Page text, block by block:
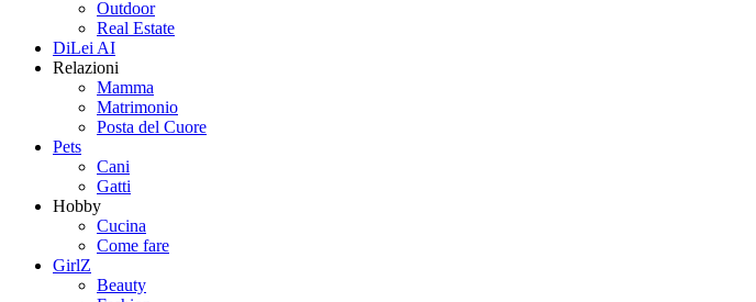
Outdoor
Real Estate
DiLei AI
Relazioni
Mamma
Matrimonio
Posta del Cuore
Pets
Cani
Gatti
Hobby
Cucina
Come fare
GirlZ
Beauty